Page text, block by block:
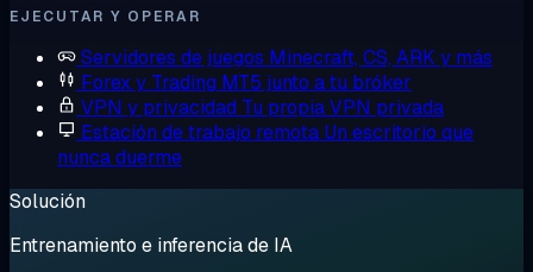
EJECUTAR Y OPERAR
Servidores de juegos Minecraft, CS, ARK y más
Forex y Trading MT5 junto a tu bróker
VPN y privacidad Tu propia VPN privada
Estación de trabajo remota Un escritorio que
nunca duerme
Solución
Entrenamiento e inferencia de IA